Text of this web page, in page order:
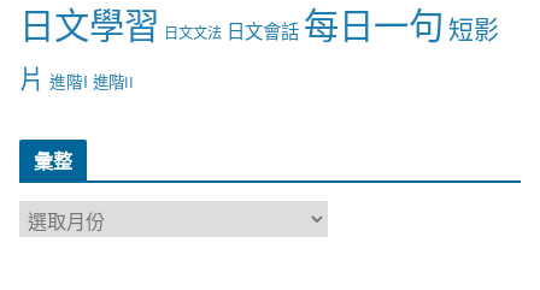
日文學習 日文文法 日文會話 每日一句 短影
片 進階I 進階II
彙整
彙
整